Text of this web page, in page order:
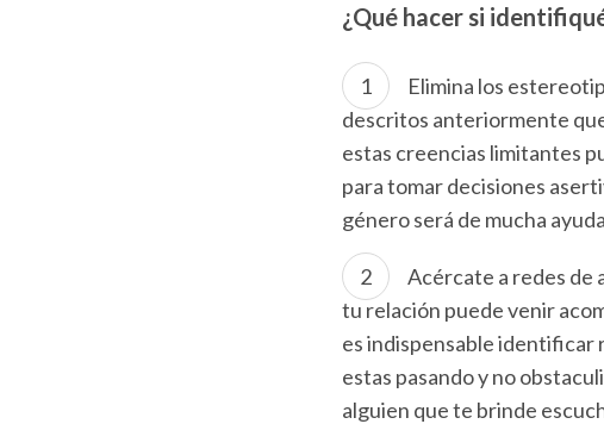
¿Qué hacer si
Elimina los
descritos anteriormente
estas creencias limitantes
para tomar decisiones
género será de mucha
Acércate a redes de
tu relación puede venir
es indispensable identificar
estas pasando y no
alguien que te brinde